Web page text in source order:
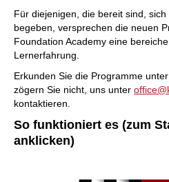
Für diejenigen, die bereit sind,
begeben, versprechen die neuen
Foundation Academy eine
Lernerfahrung.
Erkunden Sie die Programme unter
zögern Sie nicht, uns unter
kontaktieren.
So funktioniert es (zum
anklicken)